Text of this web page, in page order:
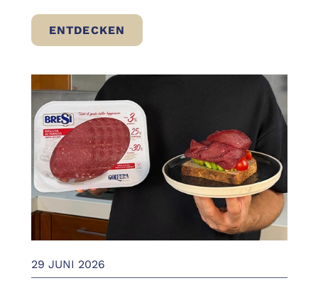
ENTDECKEN
WAS KANN MAN AM STRAND ESSEN?
29 JUNI 2026